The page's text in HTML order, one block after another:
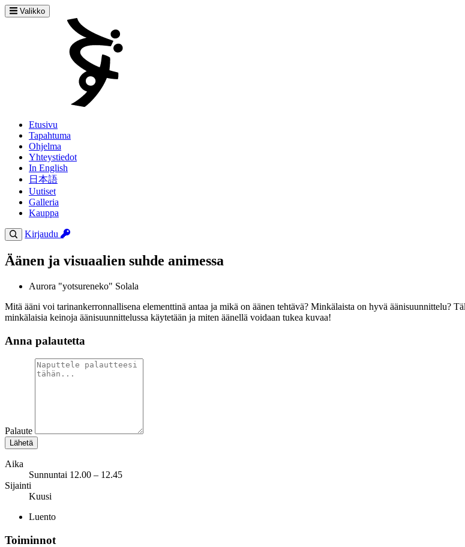
Valikko
Etusivu
Tapahtuma
Ohjelma
Yhteystiedot
In English
日本語
Uutiset
Galleria
Kauppa
Kirjaudu
Äänen ja visuaalien suhde animessa
Aurora "yotsureneko" Solala
Mitä ääni voi tarinankerronnallisena elementtinä antaa ja mikä on äänen tehtävä? Minkälaista on hyvä äänisuunnittelu?
minkälaisia keinoja äänisuunnittelussa käytetään ja miten äänellä voidaan tukea kuvaa!
Anna palautetta
Palaute
Lähetä
Aika
Sunnuntai 12.00 – 12.45
Sijainti
Kuusi
Luento
Toiminnot